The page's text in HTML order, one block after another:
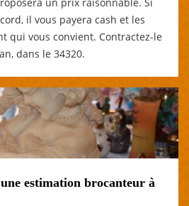
il vous payera cash et les
qui vous convient. Contractez-le
dans le 34320.
estimation brocanteur à